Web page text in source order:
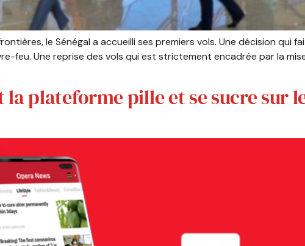
le Sénégal a accueilli ses premiers vols. Une décision qui
feu. Une reprise des vols qui est strictement encadrée par la
la plateforme pille et se sucre sur